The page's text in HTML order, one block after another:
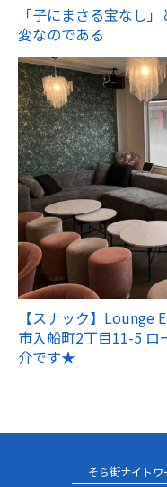
「子にまさる宝なし
変なのである
【スナック】Lounge
市入船町2丁目11-5 ロ
介です★
そら街ナイトワ